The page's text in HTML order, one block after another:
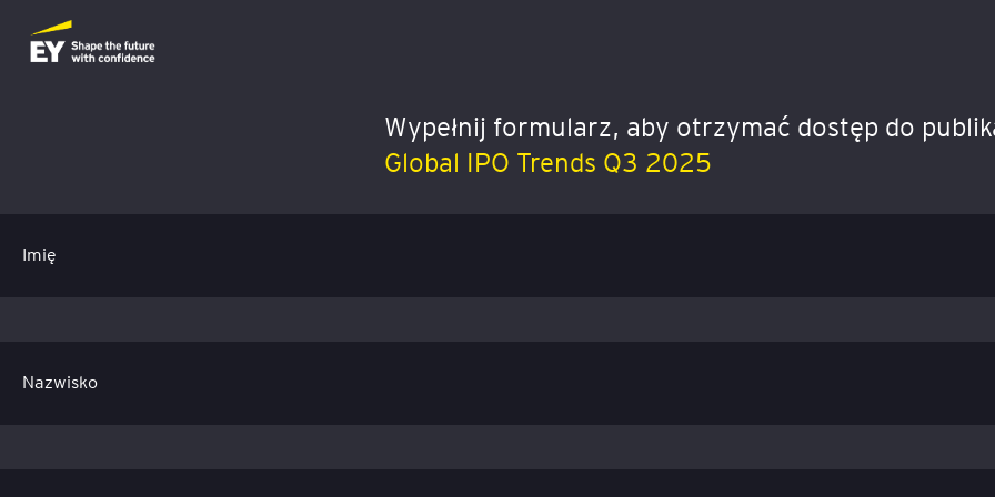
Wypełnij formularz, aby otrzymać dostęp do
Global IPO Trends Q3 2025
Imię
Nazwisko